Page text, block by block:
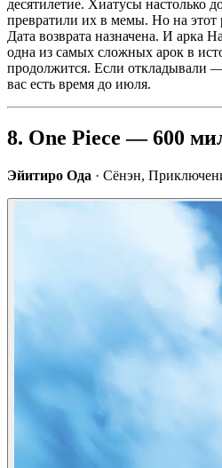
десятилетие. Хиатусы настолько
превратили их в мемы. Но на этот
Дата возврата назначена. И арка
одна из самых сложных арок в
продолжится. Если откладывали
вас есть время до июля.
8. One Piece — 600
Эйитиро Ода · Сёнэн,